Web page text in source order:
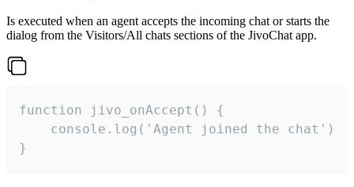
Is executed when an agent accepts the incoming chat or starts the
dialog from the Visitors/All chats sections of the JivoChat app.
function jivo_onAccept() {
}